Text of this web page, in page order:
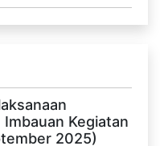
Kegiatan
2025)